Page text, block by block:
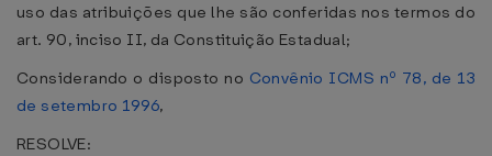
uso das atribuições que lhe são conferidas nos termos do
art. 90, inciso II, da Constituição Estadual;
Considerando o disposto no Convênio ICMS nº 78, de 13
de setembro 1996,
RESOLVE: